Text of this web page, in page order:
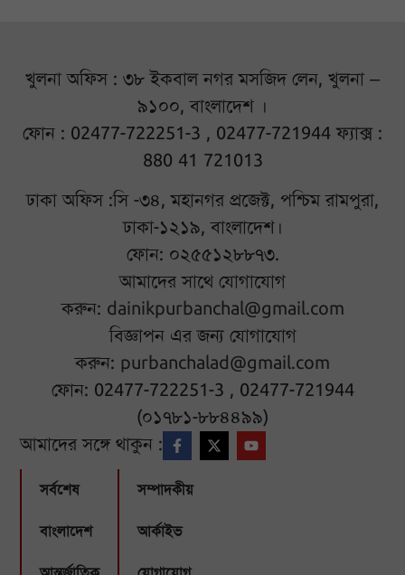
খুলনা অফিস : ৩৮ ইকবাল নগর মসজিদ লেন, খুলনা –
৯১০০, বাংলাদেশ ।
ফোন : 02477-722251-3 , 02477-721944 ফ্যাক্স :
880 41 721013
ঢাকা অফিস :সি -৩৪, মহানগর প্রজেক্ট, পশ্চিম রামপুরা,
ঢাকা-১২১৯, বাংলাদেশ।
ফোন: ০২৫৫১২৮৮৭৩.
আমাদের সাথে যোগাযোগ
করুন: dainikpurbanchal@gmail.com
বিজ্ঞাপন এর জন্য যোগাযোগ
করুন: purbanchalad@gmail.com
ফোন: 02477-722251-3 , 02477-721944
(০১৭৮১-৮৮৪৪৯৯)
আমাদের সঙ্গে থাকুন :
সর্বশেষ
বাংলাদেশ
সম্পাদকীয়
আর্কাইভ